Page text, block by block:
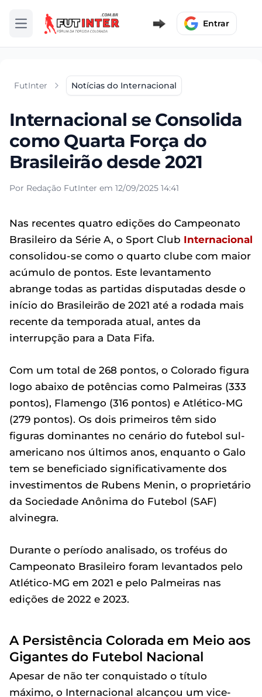
Abrir menu Entrar
FutInter Notícias do Internacional
Internacional se Consolida
como Quarta Força do
Brasileirão desde 2021
Por Redação FutInter em 12/09/2025 14:41
Nas recentes quatro edições do Campeonato
Brasileiro da Série A, o Sport Club Internacional
consolidou-se como o quarto clube com maior
acúmulo de pontos. Este levantamento
abrange todas as partidas disputadas desde o
início do Brasileirão de 2021 até a rodada mais
recente da temporada atual, antes da
interrupção para a Data Fifa.
Com um total de 268 pontos, o Colorado figura
logo abaixo de potências como Palmeiras (333
pontos), Flamengo (316 pontos) e Atlético-MG
(279 pontos). Os dois primeiros têm sido
figuras dominantes no cenário do futebol sul-
americano nos últimos anos, enquanto o Galo
tem se beneficiado significativamente dos
investimentos de Rubens Menin, o proprietário
da Sociedade Anônima do Futebol (SAF)
alvinegra.
Durante o período analisado, os troféus do
Campeonato Brasileiro foram levantados pelo
Atlético-MG em 2021 e pelo Palmeiras nas
edições de 2022 e 2023.
A Persistência Colorada em Meio aos
Gigantes do Futebol Nacional
Apesar de não ter conquistado o título
máximo, o Internacional alcançou um vice-